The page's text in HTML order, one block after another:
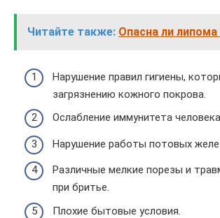
Читайте также: Опасна ли липома
Нарушение правил гигиены,
загрязнению кожного покрова.
Ослабление иммунитета
Нарушение работы потовых
Различные мелкие порезы и
при бритье.
Плохие бытовые условия.